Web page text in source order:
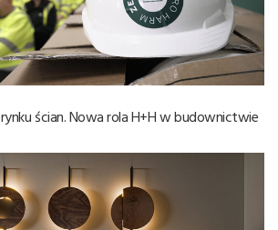
ścian. Nowa rola H+H w budownictwie